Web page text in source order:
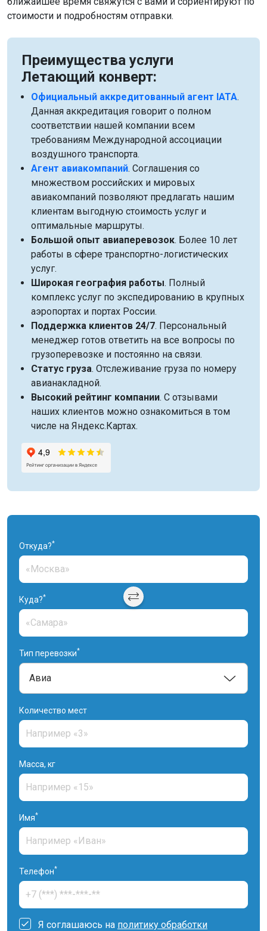
стоимости и подробностям отправки.
Преимущества услуги
Летающий конверт:
Официальный аккредитованный агент IATA.
Данная аккредитация говорит о полном
соответствии нашей компании всем
требованиям Международной ассоциации
воздушного транспорта.
Агент авиакомпаний. Соглашения со
множеством российских и мировых
авиакомпаний позволяют предлагать нашим
клиентам выгодную стоимость услуг и
оптимальные маршруты.
Большой опыт авиаперевозок. Более 10 лет
работы в сфере транспортно-логистических
услуг.
Широкая география работы. Полный
комплекс услуг по экспедированию в крупных
аэропортах и портах России.
Поддержка клиентов 24/7. Персональный
менеджер готов ответить на все вопросы по
грузоперевозке и постоянно на связи.
Статус груза. Отслеживание груза по номеру
авианакладной.
Высокий рейтинг компании. С отзывами
наших клиентов можно ознакомиться в том
числе на Яндекс.Картах.
Откуда?*
Куда?*
Тип перевозки*
Количество мест
Масса, кг
Имя*
Телефон*
Я соглашаюсь на политику обработки